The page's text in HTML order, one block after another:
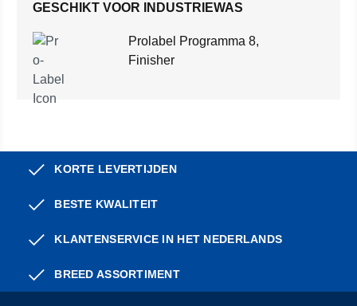
GESCHIKT VOOR INDUSTRIEWAS
Prolabel Programma 8,
Finisher
KORTE LEVERTIJDEN
BESTE KWALITEIT
KLANTENSERVICE IN HET NEDERLANDS
BREED ASSORTIMENT